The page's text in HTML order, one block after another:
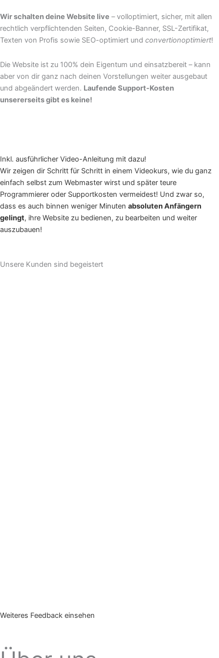
Wir schalten deine Website live – volloptimiert, sicher, mit allen
rechtlich verpflichtenden Seiten, Cookie-Banner, SSL-Zertifikat,
Texten von Profis sowie SEO-optimiert und convertionoptimiert!
Die Website ist zu 100% dein Eigentum und einsatzbereit – kann
aber von dir ganz nach deinen Vorstellungen weiter ausgebaut
und abgeändert werden. Laufende Support-Kosten
unsererseits gibt es keine!
Inkl. ausführlicher Video-Anleitung mit dazu!
Wir zeigen dir Schritt für Schritt in einem Videokurs, wie du ganz
einfach selbst zum Webmaster wirst und später teure
Programmierer oder Supportkosten vermeidest! Und zwar so,
dass es auch binnen weniger Minuten absoluten Anfängern
gelingt, ihre Website zu bedienen, zu bearbeiten und weiter
auszubauen!
Unsere Kunden sind begeistert
Weiteres Feedback einsehen